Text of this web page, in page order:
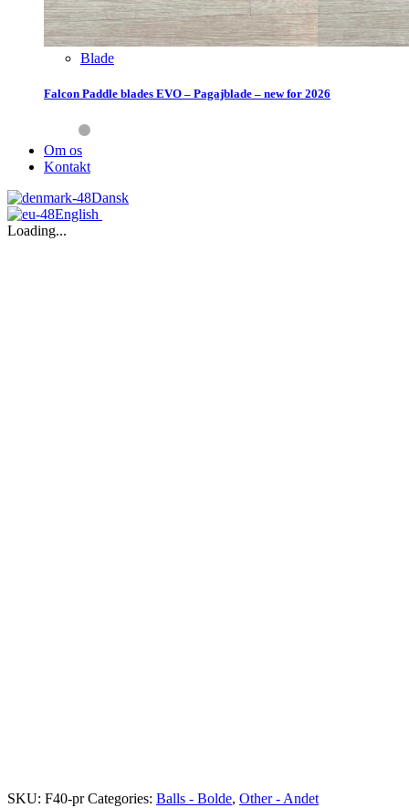
Blade
Falcon Paddle blades EVO – Pagajblade – new for 2026
Om os
Kontakt
Dansk
English
Loading...
SKU: F40-pr Categories: Balls - Bolde, Other - Andet